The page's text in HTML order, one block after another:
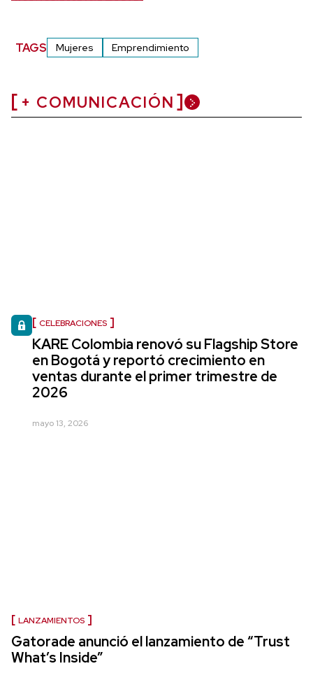
TAGS Mujeres Emprendimiento
+ COMUNICACIÓN
CELEBRACIONES
KARE Colombia renovó su Flagship Store
en Bogotá y reportó crecimiento en
ventas durante el primer trimestre de
2026
mayo 13, 2026
LANZAMIENTOS
Gatorade anunció el lanzamiento de “Trust
What’s Inside”